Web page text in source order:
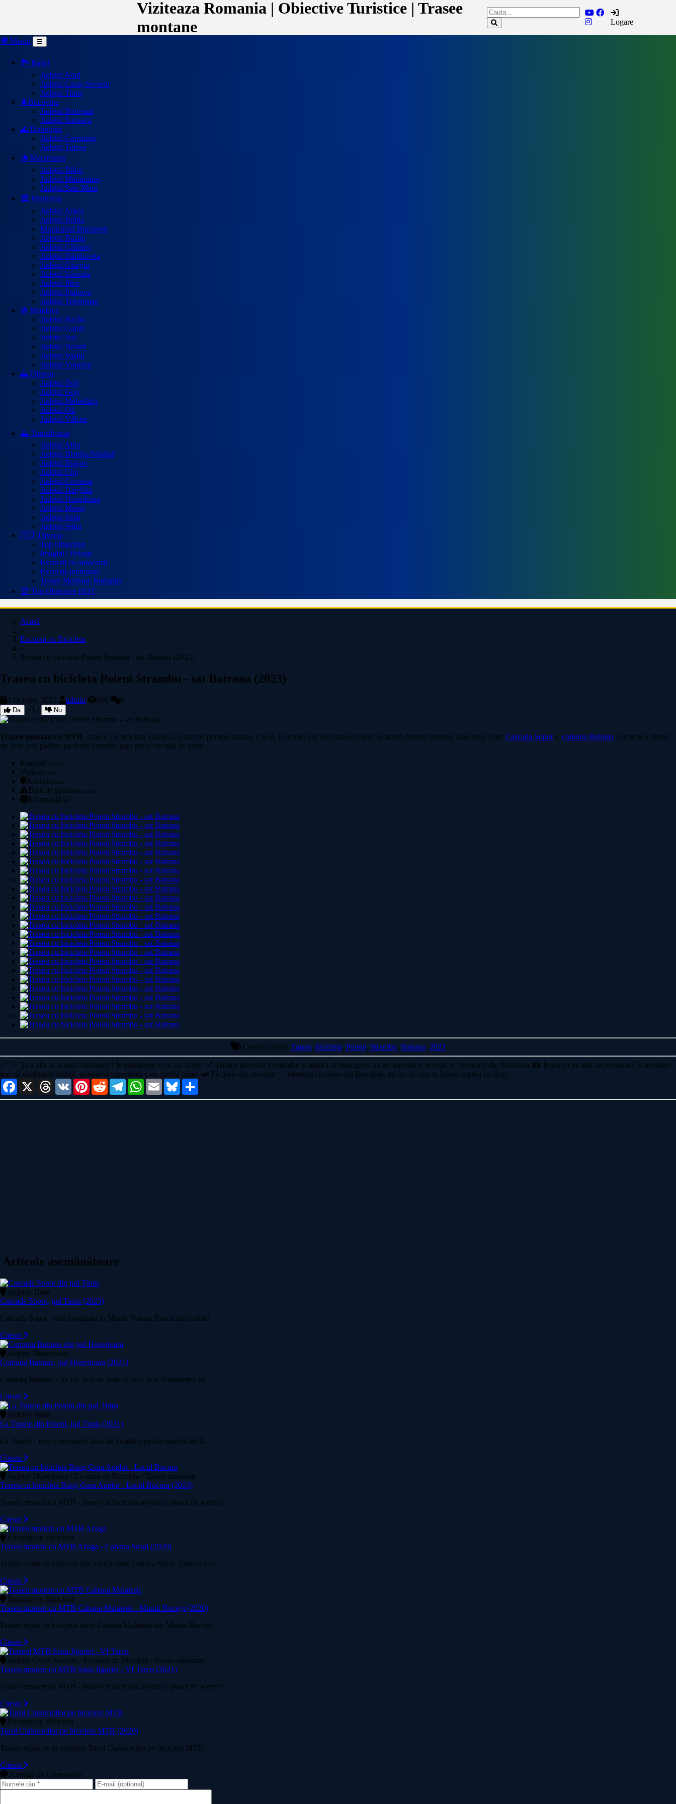
Viziteaza Romania | Obiective Turistice | Trasee
montane
Logare
🌍 Meniu ☰
🏞️ Banat
Județul Arad
Județul Caraș-Severin
Județul Timiș
🌲Bucovina
Județul Botoșani
Județul Suceava
🌊 Dobrogea
Județul Constanța
Județul Tulcea
🪵 Maramureș
Județul Bihor
Județul Maramureș
Județul Satu Mare
🏛️ Muntenia
Județul Argeș
Județul Brăila
Municipiul București
Județul Buzău
Județul Călărași
Județul Dâmbovița
Județul Giurgiu
Județul Ialomița
Județul Ilfov
Județul Prahova
Județul Teleorman
🍇 Moldova
Județul Bacău
Județul Galați
Județul Iași
Județul Neamț
Județul Vaslui
Județul Vrancea
🌄 Oltenia
Județul Dolj
Județul Gorj
Județul Mehedinți
Județul Olt
Județul Vâlcea
⛰️ Transilvania
Județul Alba
Județul Bistrița-Năsăud
Județul Brașov
Județul Cluj
Județul Covasna
Județul Harghita
Județul Hunedoara
Județul Mureș
Județul Sălaj
Județul Sibiu
🇷🇴 Diverse
Top Obiective
Imagini / Peisaje
Excursii cu autocarul
Excursii strainatate
Trasee Montane Romania
🏆 Top Obiective HOT
Acasă
›
Excursii cu Bicicleta
›
Traseu cu bicicleta Poieni Strambu - sat Batrana (2023)
Traseu cu bicicleta Poieni Strambu - sat Batrana (2023)
4 October 2023 admin 690 0
Da +12 Nu
Traseu montan cu MTB - traseu cu bicicleta avand ca punct de pornire cabana Cheia, la iesirea din localitatea Poieni, urmand drumul forestier care duce catre Cascada Sopot si comuna Batrana. Un traseu destul
de usor prin padure pe drum forestier prea putin circulat de lume.
ImaginiGalerie
VideoMedia
AccesTraseu
Bine de știutImportant
InformațiiUtil
Cuvinte cheie: Traseu, bicicleta, Poieni, Strambu, Batrana, 2023
🔗 💛 Ți-a plăcut această destinație? Împărtășește-o cu cei dragi! 🔗 Trimite articolul prietenilor și ajută-i să descopere locuri autentice, povești și frumuseți din România. 📸 Inspiră-i pe alții să pornească în aventuri
noi, să exploreze tradiții, peisaje și experiențe care merită trăite. 🚗 Fă parte din poveste — împreună promovăm România, un loc la care te întorci mereu cu drag.
Facebook
X ThreadsVK PinterestRedditTelegramWhatsApp
Email Bluesky
Articole asemănătoare
Judetul Timis
Cascada Sopot, jud Timis (2023)
Cascada Sopot - este localizata in Muntii Poiana Rusca din judetul
Citeste
Judetul Hunedoara
Comuna Batrana, jud Hunedoara (2021)
Comuna Batrana - un loc ferit de lume si unic prin frumusetea sa
Citeste
Judetul Timis
La Tunele din Poieni, jud Timis (2021)
La Tunele - este o denumire data de localnici pentru tunelul de la
Citeste
Judetul Hunedoara / Excursii cu Bicicleta / Trasee montane
Traseu cu bicicleta Baraj Gura Apelor - Lacul Bucura (2023)
Traseu montan cu MTB - traseu cu bicicleta avand ca punct de pornire
Citeste
Excursii cu Bicicleta
Traseu montan cu MTB Azuga - Cabana Susai (2020)
Traseu reusit cu bicicleta din Azuca catre Cabana Susai. Traseul este
Citeste
Excursii cu Bicicleta
Traseu montan cu MTB Cabana Malaiesti - Muntii Bucegi (2020)
Traseu reusit cu bicicleta catre Cabana Malaiesti din Muntii Bucegi.
Citeste
Judetul Caras Severin / Excursii cu Bicicleta / Trasee montane
Traseu montan cu MTB Saua Jigoriei - Vf Tarcu (2021)
Traseu montan cu MTB - traseu cu bicicleta avand ca punct de pornire
Citeste
Excursii cu Bicicleta
Turul Clabucetilor pe bicicleta MTB (2020)
Traseu reusit ce ne prezinta Turul Clabucetilor pe bicicleta MTB,
Citeste
Adaugă un comentariu